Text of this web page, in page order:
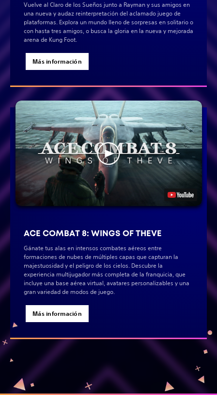
Vuelve al Claro de los Sueños junto a Rayman y sus amigos en
una nueva y audaz reinterpretación del aclamado juego de
plataformas. Explora un mundo lleno de sorpresas en solitario o
con hasta tres amigos, o busca la gloria en la nueva y mejorada
arena de Kung Foot.
Más información
ACE COMBAT 8: WINGS OF THEVE
Gánate tus alas en intensos combates aéreos entre
formaciones de nubes de múltiples capas que capturan la
majestuosidad y el peligro de los cielos. Descubre la
experiencia multijugador más completa de la franquicia, que
incluye una base aérea virtual, avatares personalizables y una
gran variedad de modos de juego.
Más información